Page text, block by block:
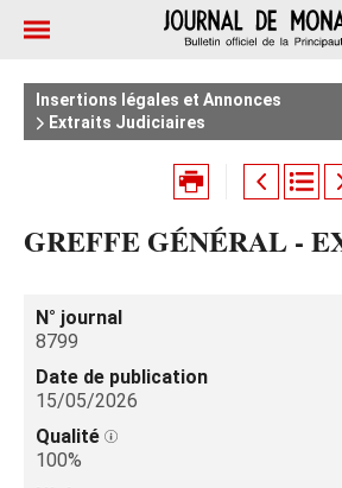
Insertions légales et Annonces
Extraits Judiciaires
GREFFE GÉNÉRAL -
N° journal
8799
Date de publication
15/05/2026
Qualité
100%